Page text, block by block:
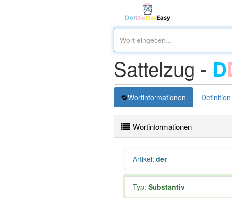
Sattelzug - D
Wortinformationen Definition
Wortinformationen
Artikel: der
Typ: Substantiv